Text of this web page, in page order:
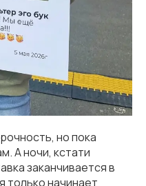
но пока
А ночи, кстати
заканчивается в
только начинает